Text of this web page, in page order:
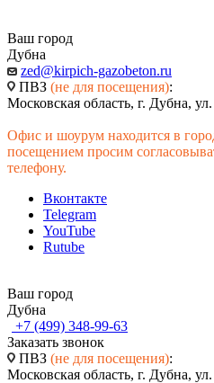
Ваш город
Дубна
zed@kirpich-gazobeton.ru
ПВЗ (не для посещения):
Московская область, г. Дубна,
Офис и шоурум находится в
посещением просим
телефону.
Вконтакте
Telegram
YouTube
Rutube
Ваш город
Дубна
+7 (499) 348-99-63
Заказать звонок
ПВЗ (не для посещения):
Московская область, г. Дубна,